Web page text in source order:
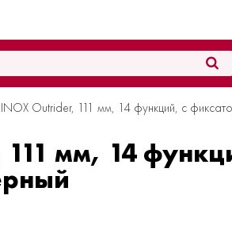
Outrider, 111 мм, 14 функций, с
мм, 14